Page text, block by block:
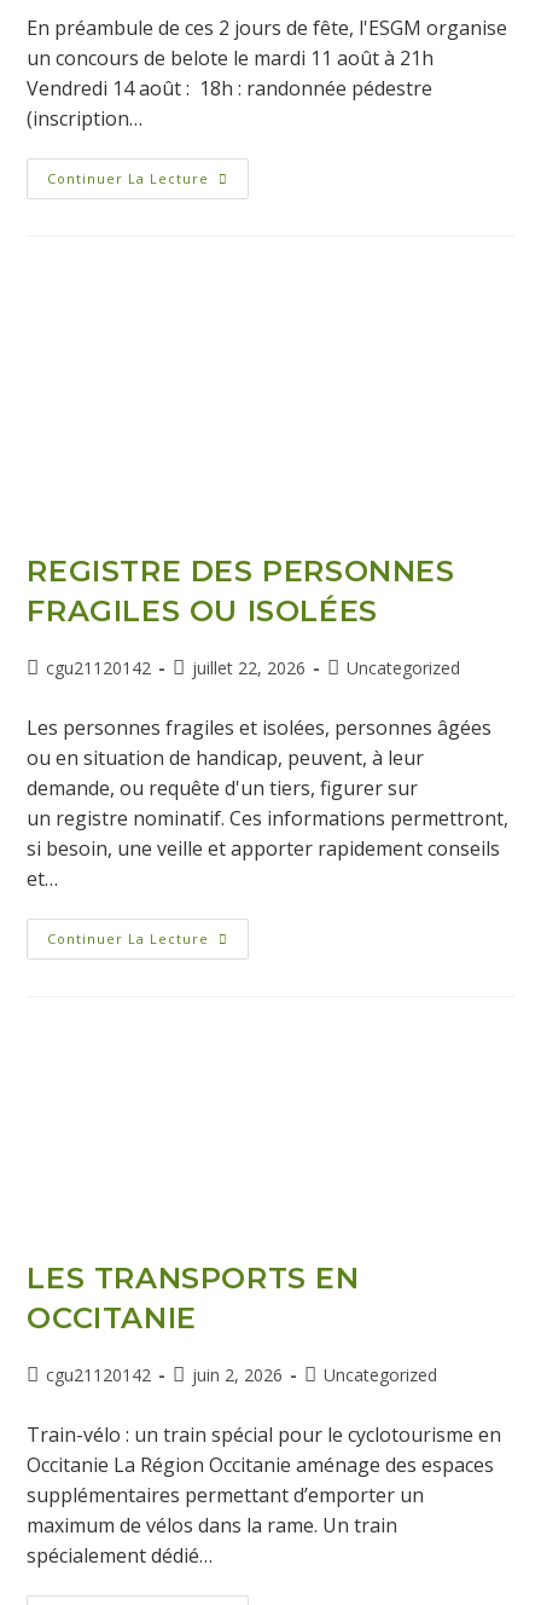
En préambule de ces 2 jours de fête, l'ESGM organise
un concours de belote le mardi 11 août à 21h
Vendredi 14 août : 18h : randonnée pédestre
(inscription…
Continuer La Lecture
REGISTRE DES PERSONNES
FRAGILES OU ISOLÉES
cgu21120142 juillet 22, 2026 Uncategorized
Les personnes fragiles et isolées, personnes âgées
ou en situation de handicap, peuvent, à leur
demande, ou requête d'un tiers, figurer sur
un registre nominatif. Ces informations permettront,
si besoin, une veille et apporter rapidement conseils
et…
Continuer La Lecture
LES TRANSPORTS EN
OCCITANIE
cgu21120142 juin 2, 2026 Uncategorized
Train-vélo : un train spécial pour le cyclotourisme en
Occitanie La Région Occitanie aménage des espaces
supplémentaires permettant d’emporter un
maximum de vélos dans la rame. Un train
spécialement dédié…